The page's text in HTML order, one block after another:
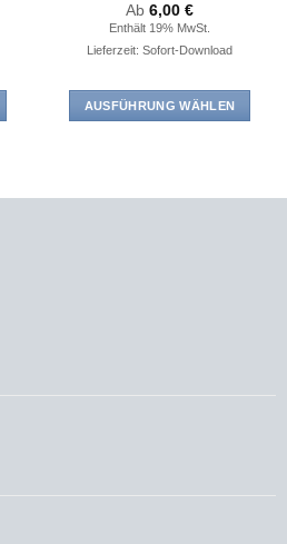
Ab 6,00 €
Enthält 19% MwSt.
Lieferzeit: Sofort-Download
AUSFÜHRUNG WÄHLEN
mehrere